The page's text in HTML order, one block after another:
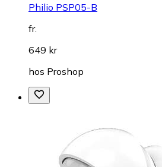
Philio PSP05-B
fr.
649 kr
hos Proshop